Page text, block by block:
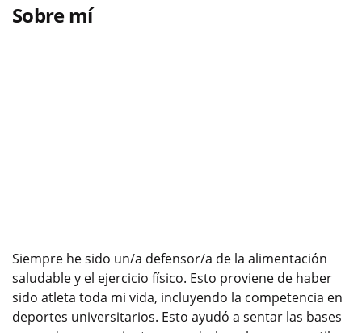
Sobre mí
Siempre he sido un/a defensor/a de la alimentación
saludable y el ejercicio físico. Esto proviene de haber
sido atleta toda mi vida, incluyendo la competencia en
deportes universitarios. Esto ayudó a sentar las bases